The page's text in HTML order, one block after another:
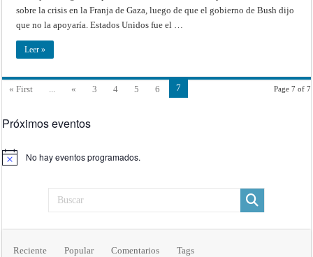
la
ONU
Estados
sobre la crisis en la Franja de Gaza, luego de que el gobierno de Bush dijo
que no la apoyaría. Estados Unidos fue el …
Leer »
Page 7 of 7
« First « 3 4 5 6 7
Próximos eventos
Aviso No hay eventos programados.
Reciente Popular Comentarios Tags